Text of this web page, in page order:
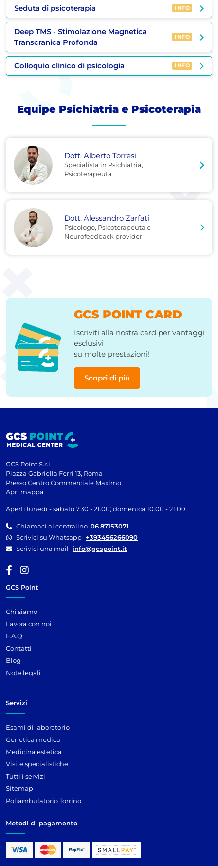
Seduta di psicoterapia INFO
Deep TMS - Stimolazione Magnetica
Transcranica Profonda
INFO
Colloquio clinico di psicologia INFO
Equipe Psichiatria e Psicoterapia
Dott. Alberto Torresi
Specialista in Psichiatria,
Psicoterapeuta
Dott. Alessandro Zarfati
Psicologo, Psicoterapeuta e
Neurofeedback provider
GCS POINT CARD
Iscriviti alla nostra card per vantaggi
esclusivi
su molte prestazioni!
Scopri di più
GCS Point S.r.l.
Piazza Gabriella Ferri 13, Roma
Presso Centro Commerciale Maximo
Apri mappa
Aperti lunedì - sabato 7.30 - 21.00; domenica 10.00 - 21.00
Chiamaci al centralino 06.87153071
Scrivici su Whatsapp +393456266090
Scrivici una mail
info@gcspoint.it
GCS Point
Chi siamo
Lavora con noi
F.A.Q.
Contatti
Blog
Note legali
Servizi
Esami di laboratorio
Genetica medica
Medicina estetica
Visite specialistiche
Tutti i servizi
Sitemap
Poliambulatorio Torrino
Metodi di pagamento